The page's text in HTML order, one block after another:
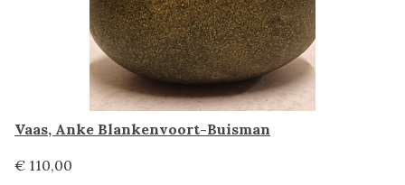
Vaas, Anke Blankenvoort-Buisman
€ 110,00